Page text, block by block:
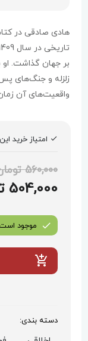
هادی صادقی در
بر جهان گذاشت. او
زلزله و جنگ‌های پس
واقعیت‌های آن
امتیاز خرید
560,000 تومان
504,000 تومان
موجود است
دسته بندی: